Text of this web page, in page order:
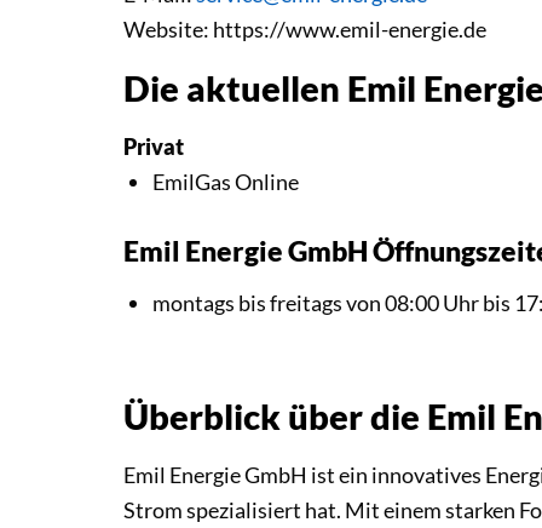
Website: https://www.emil-energie.de
Die aktuellen Emil
Privat
EmilGas Online
Emil Energie GmbH
montags bis freitags von 08:00 Uhr bis
Überblick über die Emil
Emil Energie GmbH ist ein innovatives
Strom spezialisiert hat. Mit einem starken